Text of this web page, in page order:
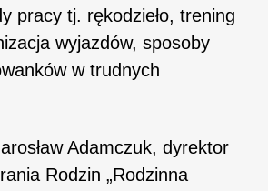
pracy tj. rękodzieło, trening
wyjazdów, sposoby
w trudnych
Adamczuk, dyrektor
Rodzin „Rodzinna